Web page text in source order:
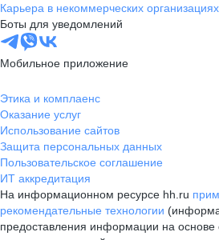
Карьера в некоммерческих организациях
Боты для уведомлений
Мобильное приложение
Этика и комплаенс
Оказание услуг
Использование сайтов
Защита персональных данных
Пользовательское соглашение
ИТ аккредитация
На информационном ресурсе hh.ru
рекомендательные технологии
предоставления информации на основе